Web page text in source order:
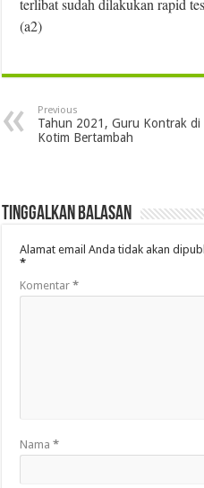
terlibat sudah dilakukan rapid
(a2)
Previous
Tahun 2021, Guru Kontrak di
Kotim Bertambah
Tinggalkan Balasan
Alamat email Anda tidak akan
*
Komentar*
Nama*